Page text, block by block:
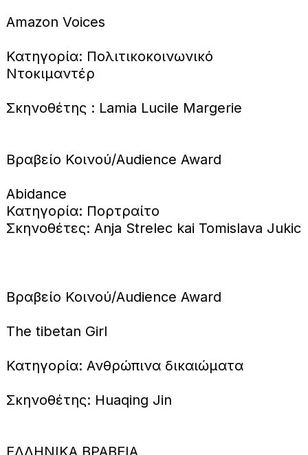
Amazon Voices
Κατηγορία: Πολιτικοκοινωνικό
Ντοκιμαντέρ
Σκηνοθέτης : Lamia Lucile Margerie
Βραβείο Κοινού/Audience Award
Abidance
Κατηγορία: Πορτραίτο
Σκηνοθέτες: Anja Strelec kai Tomislava Jukic
Βραβείο Κοινού/Audience Award
The tibetan Girl
Κατηγορία: Ανθρώπινα δικαιώματα
Σκηνοθέτης: Huaqing Jin